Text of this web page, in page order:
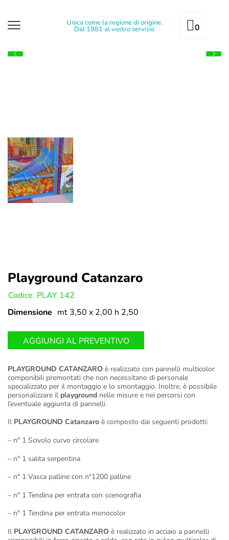
Unica come la regione di origine.
Dal 1981 al vostro servizio 0
Playground Catanzaro
Codice: PLAY 142
Dimensione mt 3,50 x 2,00 h 2,50
AGGIUNGI AL PREVENTIVO
PLAYGROUND CATANZARO è realizzato con pannelli multicolor
componibili premontati che non necessitano di personale
specializzato per il montaggio e lo smontaggio. Inoltre, è possibile
personalizzare il playground nelle misure e nei percorsi con
l’eventuale aggiunta di pannelli.
Il PLAYGROUND Catanzaro è composto dai seguenti prodotti:
– n° 1 Scivolo curvo circolare
– n° 1 salita serpentina
– n° 1 Vasca palline con n°1200 palline
– n° 1 Tendina per entrata con scenografia
– n° 1 Tendina per entrata monocolor
Il PLAYGROUND CATANZARO è realizzato in acciaio a pannelli